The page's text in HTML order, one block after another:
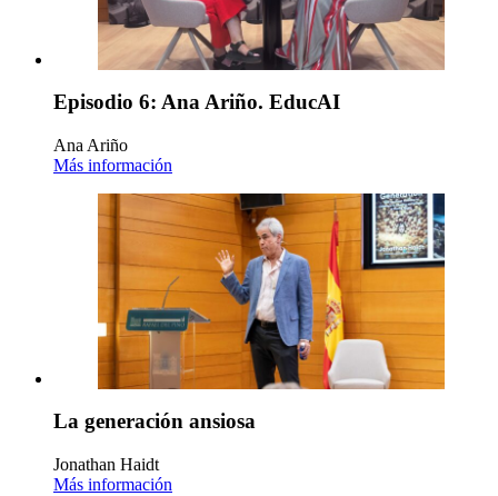
Episodio 6: Ana Ariño. EducAI
Ana Ariño
Más información
La generación ansiosa
Jonathan Haidt
Más información